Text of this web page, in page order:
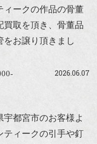
ィークの作品の骨董
買取を頂き、骨董品
をお譲り頂きまし
2026.06.07
宇都宮市のお客様よ
ティークの引手や釘